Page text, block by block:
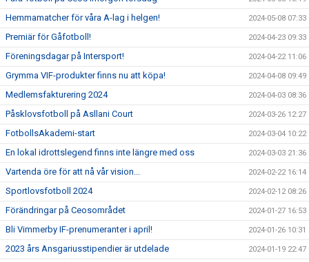
Hemmamatcher för våra A-lag i helgen! 2024-05-08 07:33
Premiär för Gåfotboll! 2024-04-23 09:33
Föreningsdagar på Intersport! 2024-04-22 11:06
Grymma VIF-produkter finns nu att köpa! 2024-04-08 09:49
Medlemsfakturering 2024 2024-04-03 08:36
Påsklovsfotboll på Asllani Court 2024-03-26 12:27
FotbollsAkademi-start 2024-03-04 10:22
En lokal idrottslegend finns inte längre med oss 2024-03-03 21:36
Vartenda öre för att nå vår vision... 2024-02-22 16:14
Sportlovsfotboll 2024 2024-02-12 08:26
Förändringar på Ceosområdet 2024-01-27 16:53
Bli Vimmerby IF-prenumeranter i april! 2024-01-26 10:31
2023 års Ansgariusstipendier är utdelade 2024-01-19 22:47